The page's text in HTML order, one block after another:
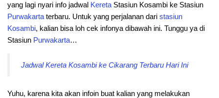
yang lagi nyari info jadwal Kereta Stasiun Kosambi ke Stasiun
Purwakarta terbaru. Untuk yang perjalanan dari stasiun
Kosambi, kalian bisa loh cek infonya dibawah ini. Tunggu ya di
Stasiun Purwakarta…
Jadwal Kereta Kosambi ke Cikarang Terbaru Hari Ini
Yuhu, karena kita akan infoin buat kalian yang melakukan